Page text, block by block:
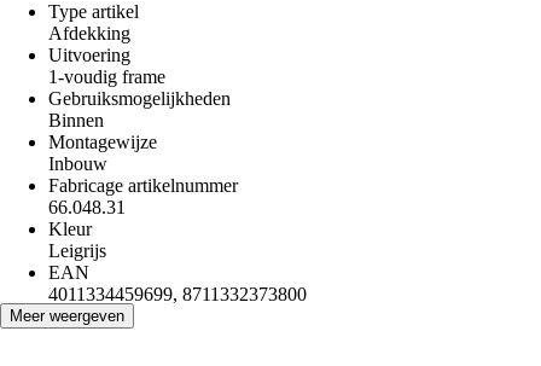
Type artikel
Afdekking
Uitvoering
1-voudig frame
Gebruiksmogelijkheden
Binnen
Montagewijze
Inbouw
Fabricage artikelnummer
66.048.31
Kleur
Leigrijs
EAN
4011334459699, 8711332373800
Meer weergeven